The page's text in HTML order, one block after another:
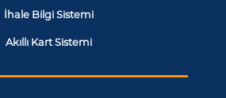
İhale Bilgi Sistemi
Akıllı Kart Sistemi